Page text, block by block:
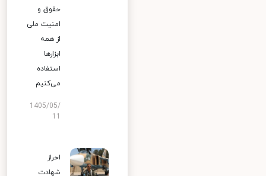
حقوق و
امنیت ملی
از همه
ابزارها
استفاده
می‌کنیم
1405/05/
احراز
شهادت